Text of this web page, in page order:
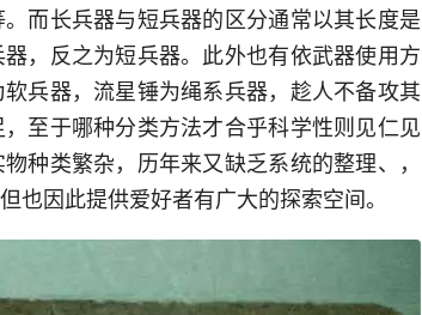
而长兵器与短兵器的区分通常以其长度是
，反之为短兵器。此外也有依武器使用方
兵器，流星锤为绳系兵器，趁人不备攻其
至于哪种分类方法才合乎科学性则见仁见
种类繁杂，历年来又缺乏系统的整理、，
也因此提供爱好者有广大的探索空间。